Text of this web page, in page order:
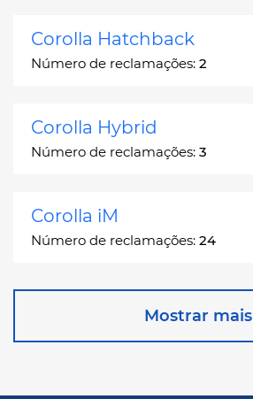
Corolla Hatchback
Número de reclamações: 2
Corolla Hybrid
Número de reclamações: 3
Corolla iM
Número de reclamações: 24
Corona Station Wagon
Mostrar mais